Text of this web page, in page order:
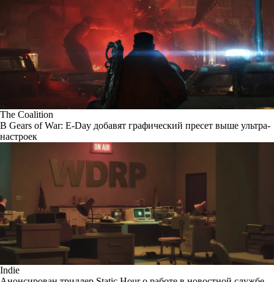
The Coalition
В Gears of War: E-Day добавят графический пресет выше ультра-
настроек
Indie